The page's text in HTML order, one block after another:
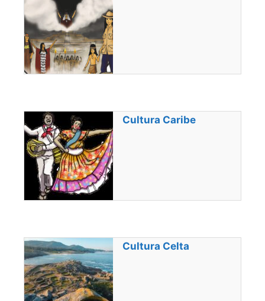
Cultura Caribe
Cultura Celta